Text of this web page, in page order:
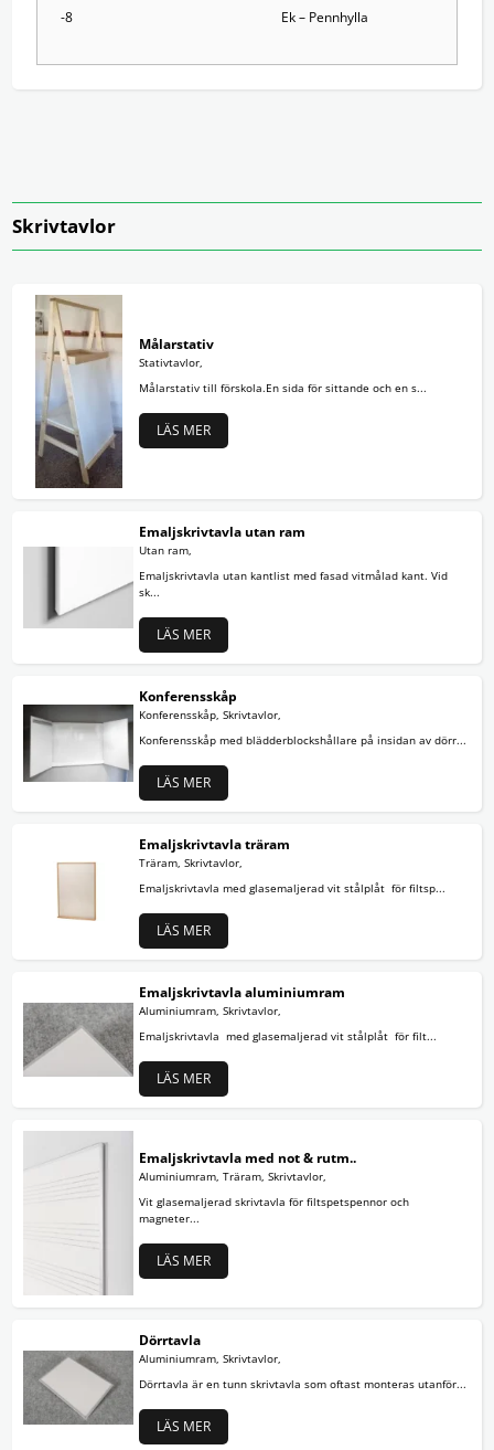
-8 Ek – Pennhylla
Skrivtavlor
Målarstativ
Stativtavlor,
Målarstativ till förskola.En sida för sittande och en s...
LÄS MER
Emaljskrivtavla utan ram
Utan ram,
Emaljskrivtavla utan kantlist med fasad vitmålad kant. Vid
sk...
LÄS MER
Konferensskåp
Konferensskåp, Skrivtavlor,
Konferensskåp med blädderblockshållare på insidan av dörr...
LÄS MER
Emaljskrivtavla träram
Träram, Skrivtavlor,
Emaljskrivtavla med glasemaljerad vit stålplåt för filtsp...
LÄS MER
Emaljskrivtavla aluminiumram
Aluminiumram, Skrivtavlor,
Emaljskrivtavla med glasemaljerad vit stålplåt för filt...
LÄS MER
Emaljskrivtavla med not & rutm..
Aluminiumram, Träram, Skrivtavlor,
Vit glasemaljerad skrivtavla för filtspetspennor och
magneter...
LÄS MER
Dörrtavla
Aluminiumram, Skrivtavlor,
Dörrtavla är en tunn skrivtavla som oftast monteras utanför...
LÄS MER